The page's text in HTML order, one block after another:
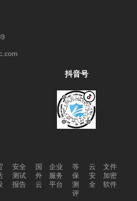
抖音号
安全
测试
报告
国
外
云
企业
服务
平台
等
保
测
评
云
安
全
文件
加密
软件